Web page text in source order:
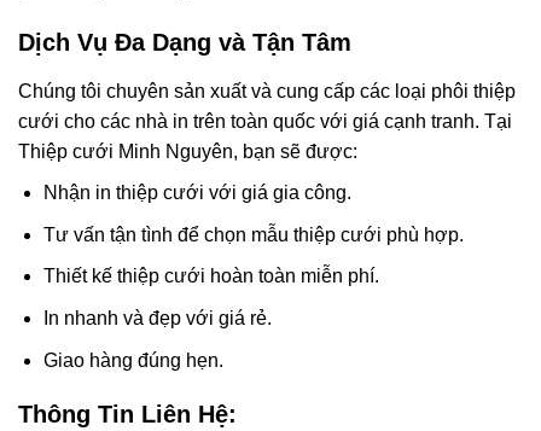
Dịch Vụ Đa Dạng và Tận Tâm
Chúng tôi chuyên sản xuất và cung cấp các loại phôi thiệp
cưới cho các nhà in trên toàn quốc với giá cạnh tranh. Tại
Thiệp cưới Minh Nguyên, bạn sẽ được:
Nhận in thiệp cưới với giá gia công.
Tư vấn tận tình để chọn mẫu thiệp cưới phù hợp.
Thiết kế thiệp cưới hoàn toàn miễn phí.
In nhanh và đẹp với giá rẻ.
Giao hàng đúng hẹn.
Thông Tin Liên Hệ: